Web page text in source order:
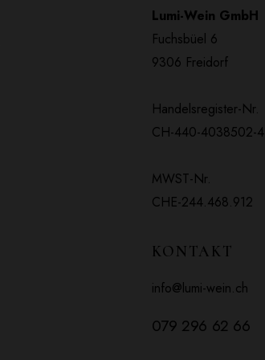
Lumi-Wein GmbH
Fuchsbüel 6
9306 Freidorf
Handelsregister-Nr.
CH-440-4038502-4
MWST-Nr.
CHE-244.468.912
KONTAKT
info@lumi-wein.ch
079 296 62 66